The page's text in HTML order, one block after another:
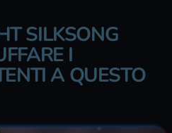
SILKSONG
I
A QUESTO